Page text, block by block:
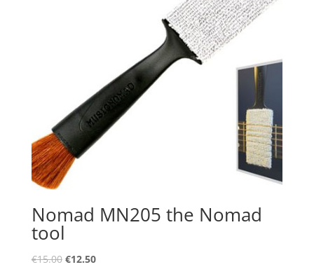
Nomad MN205 the Nomad
tool
€15.00 Oorspronkelijke
€12.50Huidige